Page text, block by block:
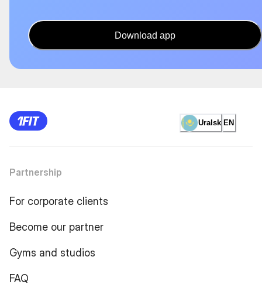
Download app
Uralsk EN
Partnership
For corporate clients
Become our partner
Gyms and studios
FAQ